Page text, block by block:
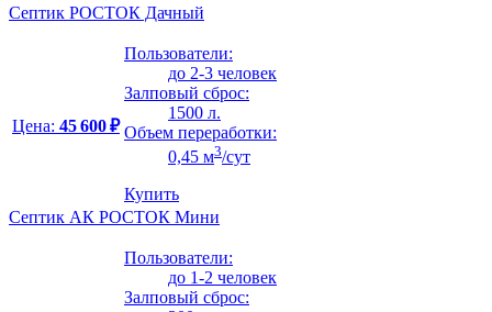
Септик РОСТОК Дачный
Цена: 45 600 ₽
Пользователи:
до 2-3 человек
Залповый сброс:
1500 л.
Объем переработки:
0,45 м3/сут
Купить
Септик АК РОСТОК Мини
Пользователи:
до 1-2 человек
Залповый сброс: